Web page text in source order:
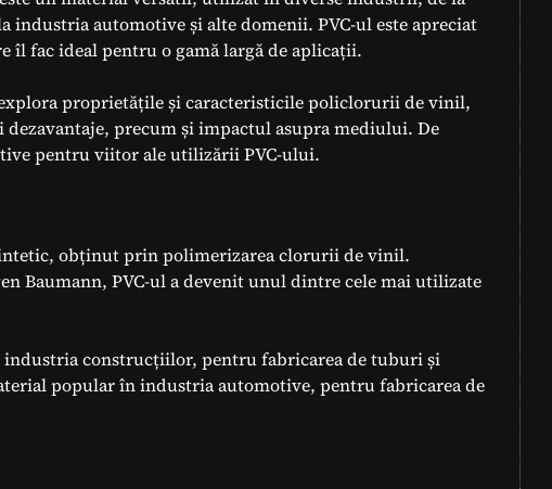
industria automotive și alte domenii. PVC-ul este apreciat
îl fac ideal pentru o gamă largă de aplicații.
proprietățile și caracteristicile policlorurii de vinil,
precum și impactul asupra mediului. De
pentru viitor ale utilizării PVC-ului.
obținut prin polimerizarea clorurii de vinil.
Baumann, PVC-ul a devenit unul dintre cele mai utilizate
industria construcțiilor, pentru fabricarea de tuburi și
popular în industria automotive, pentru fabricarea de